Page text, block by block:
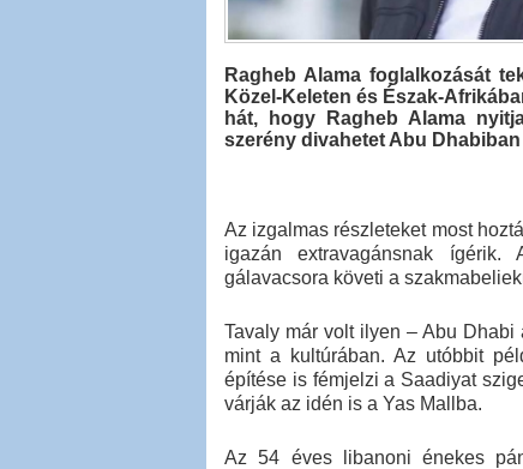
Ragheb Alama foglalkozását
Közel-Keleten és Észak-
hát, hogy Ragheb Alama
szerény divahetet Abu
Az izgalmas részleteket most
igazán extravagánsnak
gálavacsora követi a
Tavaly már volt ilyen – Abu
mint a kultúrában. Az utóbbit
építése is fémjelzi a Saadiyat
várják az idén is a Yas Mallba.
Az 54 éves libanoni énekes